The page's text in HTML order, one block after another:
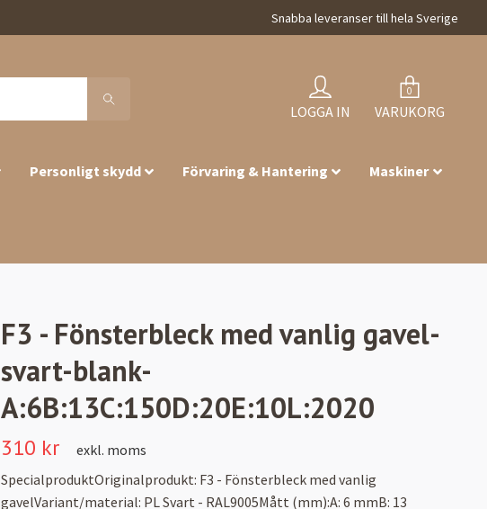
Snabba leveranser till hela Sverige
LOGGA IN
0
VARUKORG
Personligt skydd Förvaring & Hantering Maskiner
F3 - Fönsterbleck med vanlig gavel-
svart-blank-
A:6B:13C:150D:20E:10L:2020
310 kr
exkl. moms
SpecialproduktOriginalprodukt: F3 - Fönsterbleck med vanlig
gavelVariant/material: PL Svart - RAL9005Mått (mm):A: 6 mmB: 13